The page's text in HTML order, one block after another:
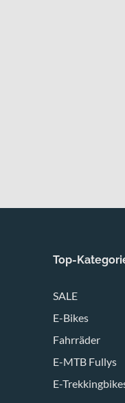
Top-
SALE
E-Bikes
Fahrräder
E-MTB Fullys
E-